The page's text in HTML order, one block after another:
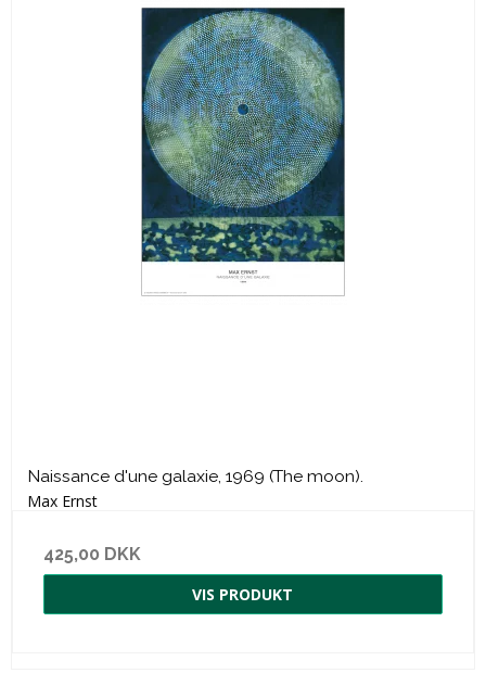
Naissance d'une galaxie, 1969 (The moon).
Max Ernst
425,00 DKK
VIS PRODUKT